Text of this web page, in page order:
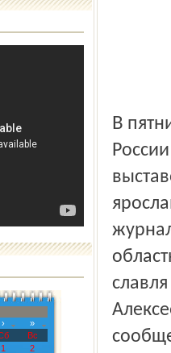
›
»
Вс
1
2
В пятницу Ярославское отделение Союза журналистов